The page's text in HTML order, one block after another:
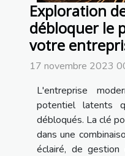
Exploration
débloquer le
votre
17 novembre 2023
L'entreprise
potentiel latents
débloqués. La clé
dans une
éclairé, de